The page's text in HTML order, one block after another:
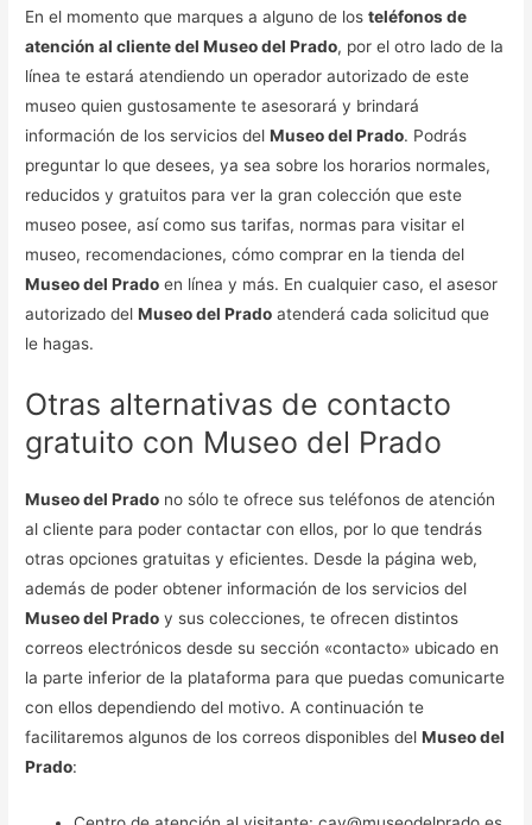
En el momento que marques a alguno de losteléfonos de
atención al cliente del Museo del Prado, por el otro lado de la
línea te estará atendiendo un operador autorizado de este
museo quien gustosamente te asesorará y brindará
información de los servicios delMuseo del Prado. Podrás
preguntar lo que desees, ya sea sobre los horarios normales,
reducidos y gratuitos para ver la gran colección que este
museo posee, así como sus tarifas, normas para visitar el
museo, recomendaciones, cómo comprar en la tienda del
Museo del Prado en línea y más. En cualquier caso, el asesor
autorizado delMuseo del Prado atenderá cada solicitud que
le hagas.
Otras alternativas de contacto
gratuito con Museo del Prado
Museo del Prado no sólo te ofrece sus teléfonos de atención
al cliente para poder contactar con ellos, por lo que tendrás
otras opciones gratuitas y eficientes. Desde la página web,
además de poder obtener información de los servicios del
Museo del Prado y sus colecciones, te ofrecen distintos
correos electrónicos desde su sección «contacto» ubicado en
la parte inferior de la plataforma para que puedas comunicarte
con ellos dependiendo del motivo. A continuación te
facilitaremos algunos de los correos disponibles delMuseo del
Prado: